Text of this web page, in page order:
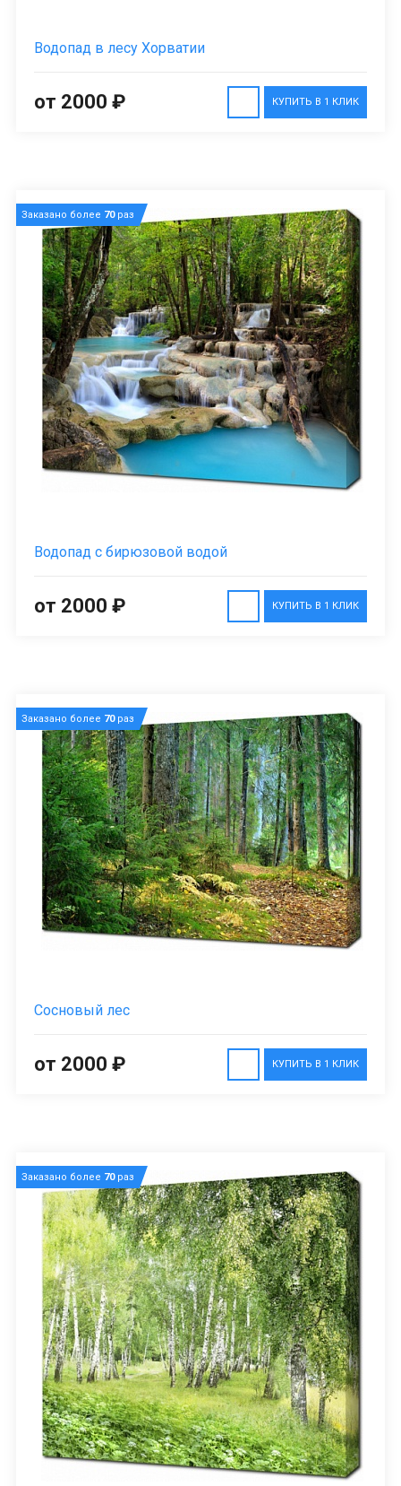
Водопад в лесу Хорватии
КУПИТЬ В 1 КЛИК
от 2000 ₽
Заказано более 70раз
Водопад с бирюзовой водой
КУПИТЬ В 1 КЛИК
от 2000 ₽
Заказано более 70раз
Сосновый лес
КУПИТЬ В 1 КЛИК
от 2000 ₽
Заказано более 70раз